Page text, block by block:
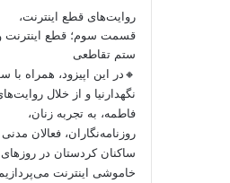
روایت‌های قطع اینترنت،
قسمت سوم؛ قطع اینترنت
ستم تقاطعی
🔸در این اپیزود، همراه با
نگهدارنیا و از خلال
فاطمه، به تجربه زنان،
روزنامه‌نگاران، فعالان
ساکنان کردستان در روزهای
خاموشی اینترنت